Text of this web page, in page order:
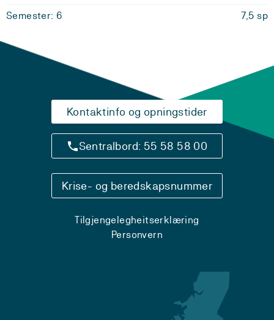
Semester: 6 7,5 sp
Kontaktinfo og opningstider
Sentralbord: 55 58 58 00
Krise- og beredskapsnummer
Tilgjengelegheitserklæring
Personvern